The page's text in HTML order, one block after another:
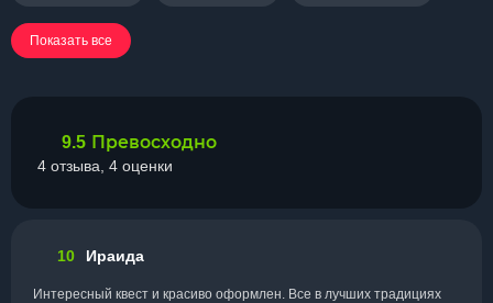
Показать все
9.5 Превосходно
4 отзыва, 4 оценки
10 Ираида
Интересный квест и красиво оформлен. Все в лучших традициях